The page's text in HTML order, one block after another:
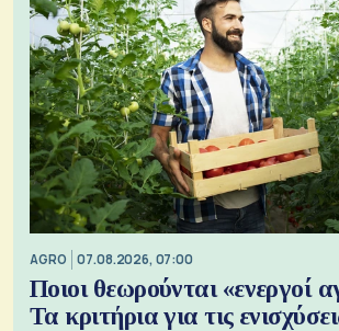
AGRO 07.08.2026, 07:00
Ποιοι θεωρούνται «ενεργοί
Τα κριτήρια για τις